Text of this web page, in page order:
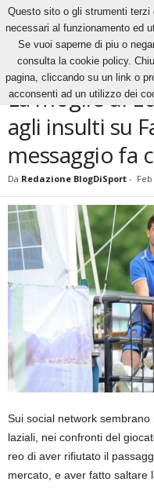
News La moglie di
NEWS
La moglie di
agli insulti su
messaggio fa
Da Redazione BlogDiSport -
Sui social network
laziali, nei confronti del
reo di aver rifiutato il
mercato, e aver fatto saltare
Questo sito o gli strumenti
necessari al funzionamento ed
Se vuoi saperne di piu o
consulta la cookie policy.
pagina, cliccando su un link o
acconsenti ad un utilizzo dei